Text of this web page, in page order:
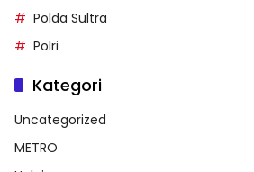
Polda Sultra
Polri
Kategori
Uncategorized
METRO